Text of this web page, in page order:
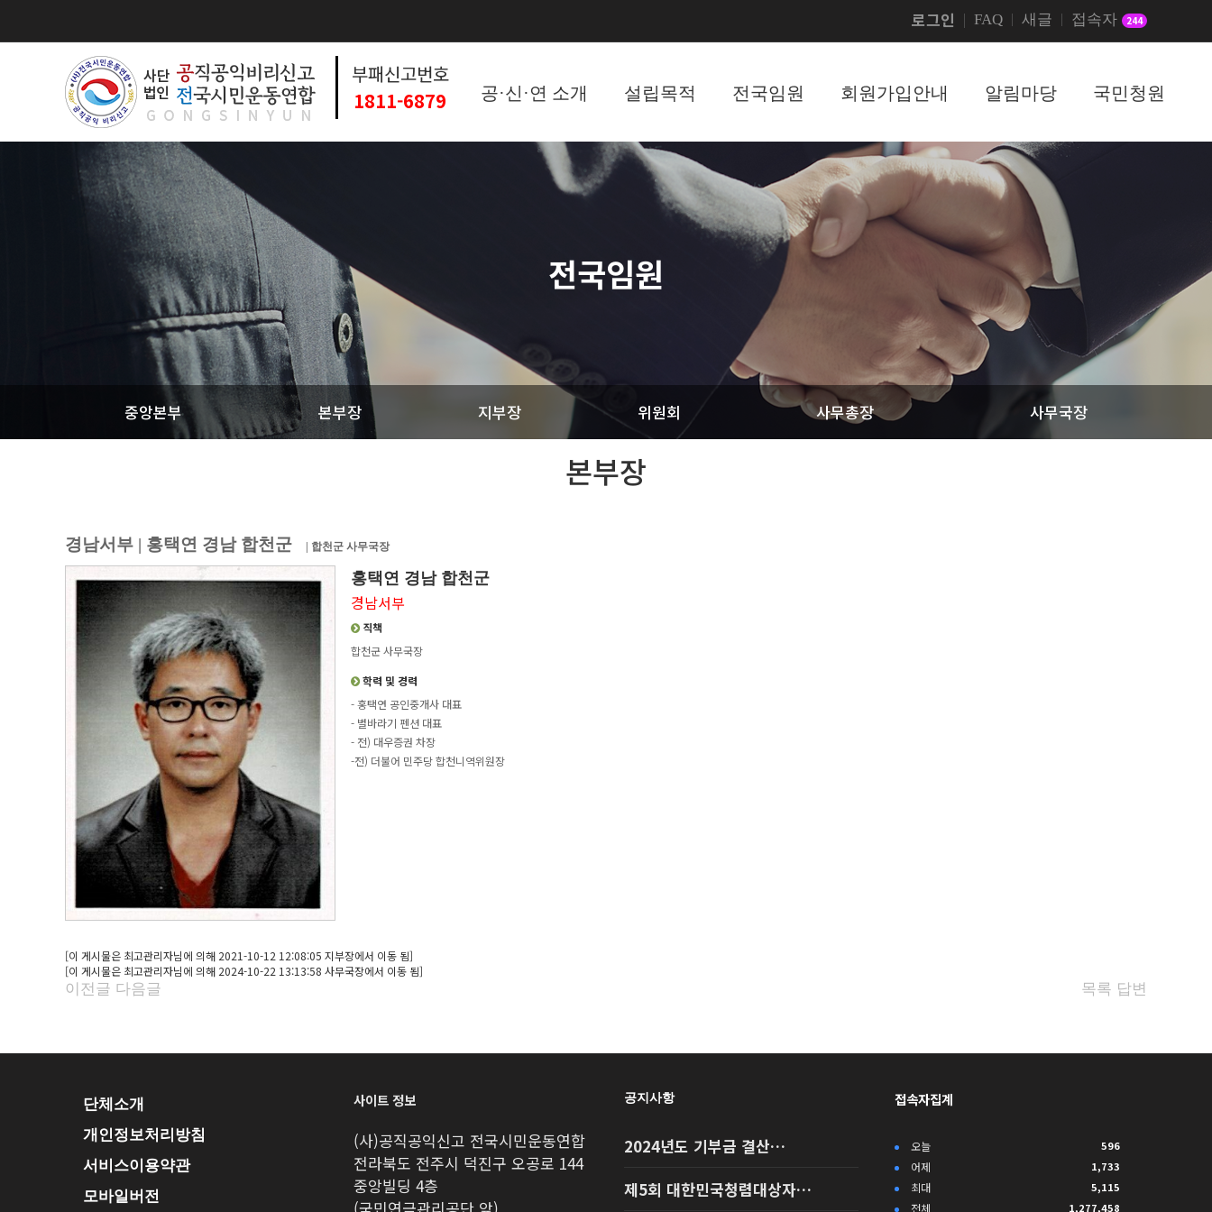
로그인 FAQ 새글 접속자 244
부패신고번호
1811-6879
공·신·연 소개 설립목적 전국임원 회원가입안내 알림마당 국민청원
전국임원
중앙본부 본부장 지부장 위원회 사무총장 사무국장
본부장
경남서부 | 홍택연 경남 합천군 | 합천군 사무국장
홍택연 경남 합천군
경남서부
직책
합천군 사무국장
학력 및 경력
- 홍택연 공인중개사 대표
- 별바라기 펜션 대표
- 전) 대우증권 차장
-전) 더불어 민주당 합천니역위원장
[이 게시물은 최고관리자님에 의해 2021-10-12 12:08:05 지부장에서 이동 됨]
[이 게시물은 최고관리자님에 의해 2024-10-22 13:13:58 사무국장에서 이동 됨]
이전글 다음글 목록 답변
단체소개
개인정보처리방침
서비스이용약관
모바일버전
사이트 정보
(사)공직공익신고 전국시민운동연합
전라북도 전주시 덕진구 오공로 144
중앙빌딩 4층
공지사항
2024년도 기부금 결산…
제5회 대한민국청렴대상자…
접속자집계
오늘 596
어제 1,733
최대 5,115
전체 1,277,458